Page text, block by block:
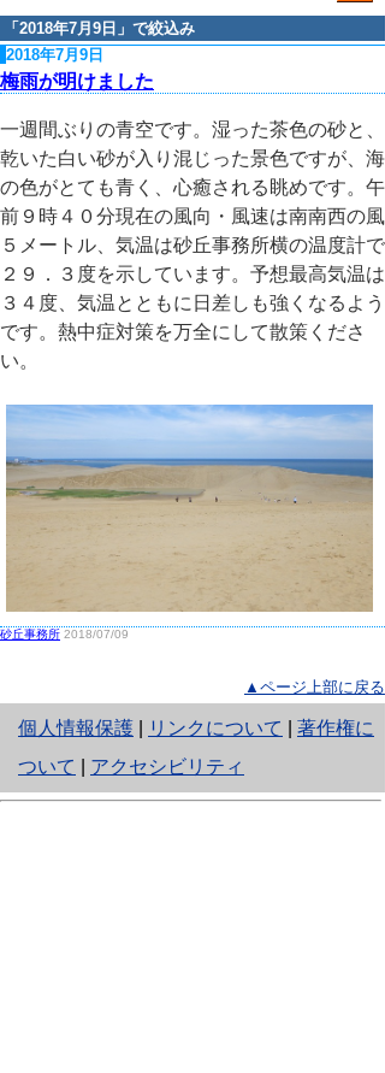
「 2018年7月9日 」で絞込み
2018年7月9日
梅雨が明けました
一週間ぶりの青空です。湿った茶色の砂と、
乾いた白い砂が入り混じった景色ですが、海
の色がとても青く、心癒される眺めです。午
前９時４０分現在の風向・風速は南南西の風
５メートル、気温は砂丘事務所横の温度計で
２９．３度を示しています。予想最高気温は
３４度、気温とともに日差しも強くなるよう
です。熱中症対策を万全にして散策くださ
い。
砂丘事務所 2018/07/09
▲ページ上部に戻る
個人情報保護
と
り
ネ
リンクについて
著作権に
ついて
アクセシビリティ